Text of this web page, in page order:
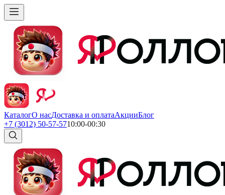
КаталогО насДоставка и оплатаАкцииБлог
+7 (3012) 50-57-5710:00-00:30